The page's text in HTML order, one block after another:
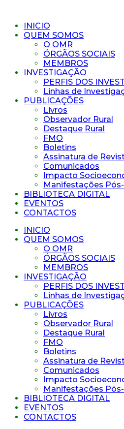
INICIO
QUEM SOMOS
O OMR
ÓRGÃOS SOCIAIS
MEMBROS
INVESTIGAÇÃO
PERFIS DOS
Linhas de
PUBLICAÇÕES
Livros
Observador Rural
Destaque Rural
FMO
Boletins
Assinatura de
Comunicados
Impacto
Manifestações
BIBLIOTECA DIGITAL
EVENTOS
CONTACTOS
INICIO
QUEM SOMOS
O OMR
ÓRGÃOS SOCIAIS
MEMBROS
INVESTIGAÇÃO
PERFIS DOS
Linhas de
PUBLICAÇÕES
Livros
Observador Rural
Destaque Rural
FMO
Boletins
Assinatura de
Comunicados
Impacto
Manifestações
BIBLIOTECA DIGITAL
EVENTOS
CONTACTOS